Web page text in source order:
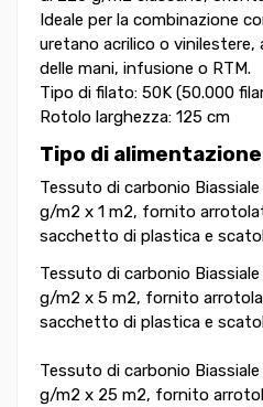
Ideale per la combinazione
uretano acrilico o
delle mani, infusione o RTM.
Tipo di filato: 50K (50.000
Rotolo larghezza: 125 cm
Tipo di alimentazione
Tessuto di carbonio
g/m2 x 1 m2, fornito
sacchetto di plastica e
Tessuto di carbonio
g/m2 x 5 m2, fornito
sacchetto di plastica e
Tessuto di carbonio
g/m2 x 25 m2, fornito